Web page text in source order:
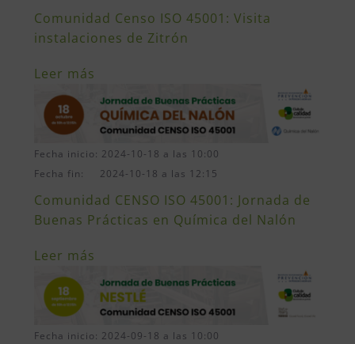
Comunidad Censo ISO 45001: Visita
instalaciones de Zitrón
Leer más
Fecha inicio: 2024-10-18 a las 10:00
Fecha fin: 2024-10-18 a las 12:15
Comunidad CENSO ISO 45001: Jornada de
Buenas Prácticas en Química del Nalón
Leer más
Fecha inicio: 2024-09-18 a las 10:00